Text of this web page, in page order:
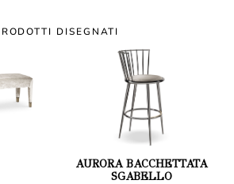
DISEGNATI
AURORA BACCHETTATA
SGABELLO